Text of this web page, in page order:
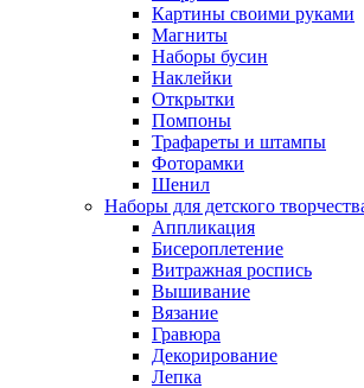
Картины своими руками
Магниты
Наборы бусин
Наклейки
Открытки
Помпоны
Трафареты и штампы
Фоторамки
Шенил
Наборы для детского
Аппликация
Бисероплетение
Витражная роспись
Вышивание
Вязание
Гравюра
Декорирование
Лепка